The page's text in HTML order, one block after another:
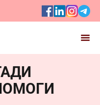
Червоного